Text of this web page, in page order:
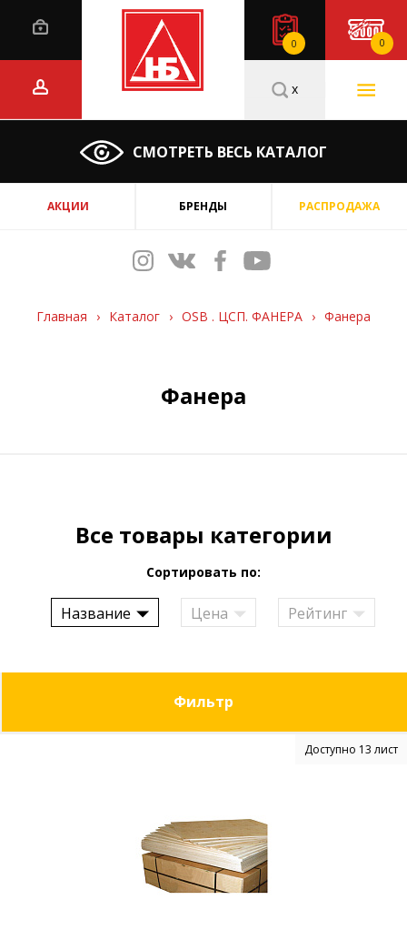
0 0
СМОТРЕТЬ ВЕСЬ КАТАЛОГ
x
АКЦИИ БРЕНДЫ РАСПРОДАЖА
Главная › Каталог › OSB . ЦСП. ФАНЕРА › Фанера
Фанера
Все товары категории
Сортировать по:
Название Цена Рейтинг
Фильтр
Доступно 13 лист